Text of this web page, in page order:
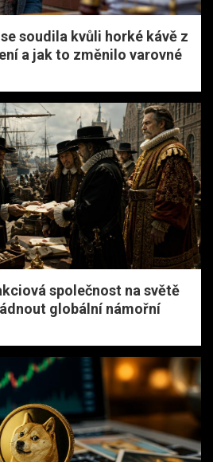
soudila kvůli horké kávě z
a jak to změnilo varovné
společnost na světě
globální námořní